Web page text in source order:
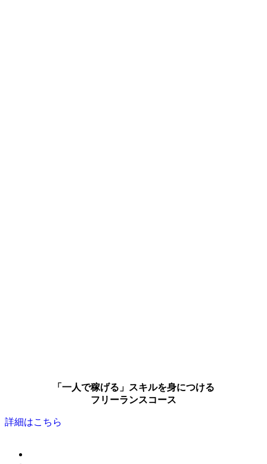
「一人で稼げる」スキルを身につける
フリーランスコース
詳細はこちら